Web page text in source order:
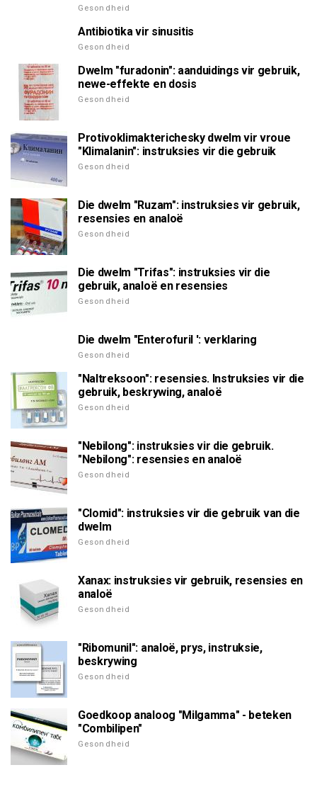
Gesondheid
Antibiotika vir sinusitis
Gesondheid
Dwelm "furadonin": aanduidings vir gebruik,
newe-effekte en dosis
Gesondheid
Protivoklimakterichesky dwelm vir vroue
"Klimalanin": instruksies vir die gebruik
Gesondheid
Die dwelm "Ruzam": instruksies vir gebruik,
resensies en analoë
Gesondheid
Die dwelm "Trifas": instruksies vir die
gebruik, analoë en resensies
Gesondheid
Die dwelm "Enterofuril ': verklaring
Gesondheid
"Naltreksoon": resensies. Instruksies vir die
gebruik, beskrywing, analoë
Gesondheid
"Nebilong": instruksies vir die gebruik.
"Nebilong": resensies en analoë
Gesondheid
"Clomid": instruksies vir die gebruik van die
dwelm
Gesondheid
Xanax: instruksies vir gebruik, resensies en
analoë
Gesondheid
"Ribomunil": analoë, prys, instruksie,
beskrywing
Gesondheid
Goedkoop analoog "Milgamma" - beteken
"Combilipen"
Gesondheid